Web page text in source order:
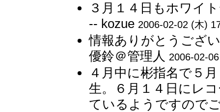
３月１４日もホワイ
-- kozue 2006-02-02 (木)
情報ありがとうござ
優鈴＠管理人 2006-02-
４月中に彬指名で５
生。６月１４日にレ
ているようですので